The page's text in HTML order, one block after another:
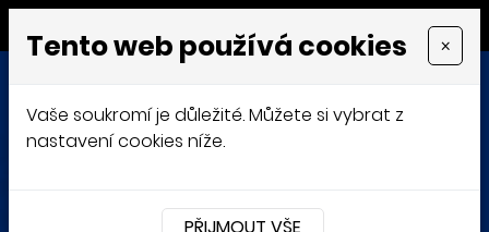
MENU
Přihlásit Košík
Tento web používá cookies ×
Vaše soukromí je důležité. Můžete si vybrat z
nastavení cookies níže.